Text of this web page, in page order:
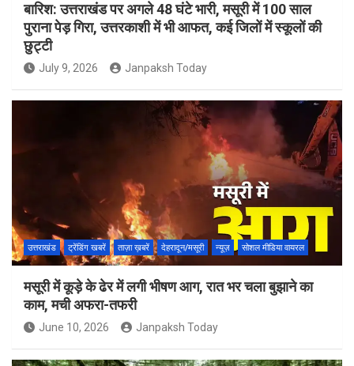
बारिश: उत्तराखंड पर अगले 48 घंटे भारी, मसूरी में 100 साल
पुराना पेड़ गिरा, उत्तरकाशी में भी आफत, कई जिलों में स्कूलों की
छुट्टी
July 9, 2026 Janpaksh Today
उत्तराखंड ट्रेंडिंग खबरें ताज़ा ख़बरें देहरादून/मसूरी न्यूज़ सोशल मीडिया वायरल
मसूरी में कूड़े के ढेर में लगी भीषण आग, रात भर चला बुझाने का
काम, मची अफरा-तफरी
June 10, 2026 Janpaksh Today